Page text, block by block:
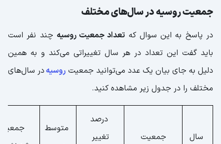
جمعیت روسیه در سال‌های مختلف
در پاسخ به این سوال که تعداد جمعیت روسیه چند نفر است
باید گفت این تعداد در هر سال تغییراتی می‌کند و به همین
دلیل به جای بیان یک عدد می‌توانید جمعیت روسیهدر سال‌های
مختلف را در جدول زیر مشاهده کنید.
سال جمعیت
درصد
تغییر
متوسط